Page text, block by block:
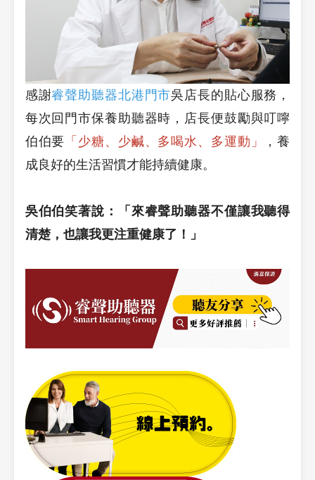
感謝睿聲助聽器北港門市吳店長的貼心服務，
每次回門市保養助聽器時，店長便鼓勵與叮嚀
伯伯要 「少糖、少鹹、多喝水、多運動」
，養
成良好的生活習慣才能持續健康。
吳伯伯笑著說：「來睿聲助聽器不僅讓我聽得
清楚，也讓我更注重健康了！」